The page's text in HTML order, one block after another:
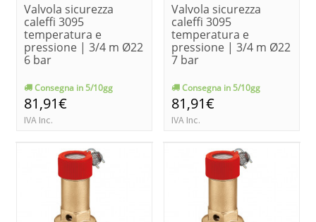
Valvola sicurezza
caleffi 3095
temperatura e
pressione | 3/4 m Ø22
6 bar
Consegna in 5/10gg
81,91€
IVA Inc.
Valvola sicurezza
caleffi 3095
temperatura e
pressione | 3/4 m Ø22
7 bar
Consegna in 5/10gg
81,91€
IVA Inc.